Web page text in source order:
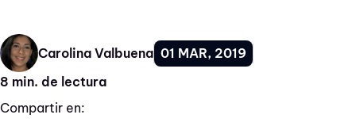
Carolina Valbuena 01 MAR, 2019
8 min. de lectura
Compartir en: